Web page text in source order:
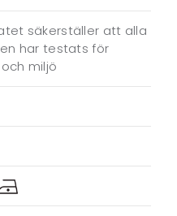
säkerställer att alla
har testats för
miljö